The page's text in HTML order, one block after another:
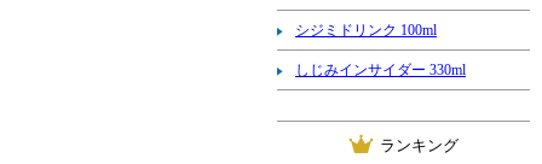
シジミドリンク 100ml
しじみインサイダー 330ml
ランキング